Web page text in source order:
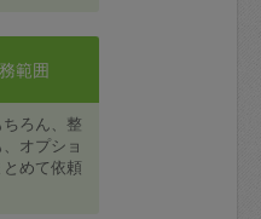
範囲
ろん、整
オプショ
めて依頼